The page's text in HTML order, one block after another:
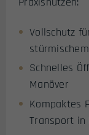
Vollschutz
Schnelles
Manöver
Kompaktes
Transport in